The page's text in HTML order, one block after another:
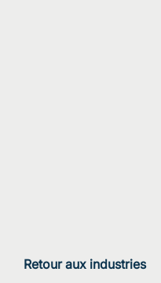
Retour aux industries